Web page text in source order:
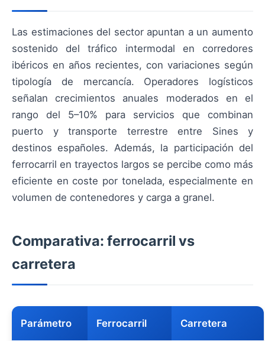
Las estimaciones del sector apuntan a un aumento
sostenido del tráfico intermodal en corredores
ibéricos en años recientes, con variaciones según
tipología de mercancía. Operadores logísticos
señalan crecimientos anuales moderados en el
rango del 5–10% para servicios que combinan
puerto y transporte terrestre entre Sines y
destinos españoles. Además, la participación del
ferrocarril en trayectos largos se percibe como más
eficiente en coste por tonelada, especialmente en
volumen de contenedores y carga a granel.
Comparativa: ferrocarril vs
carretera
Parámetro Ferrocarril Carretera